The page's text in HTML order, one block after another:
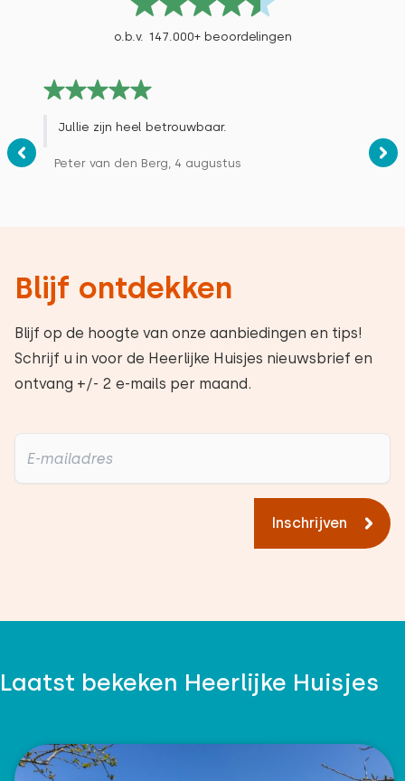
o.b.v. 147.000+ beoordelingen
Jullie zijn heel betrouwbaar.
Peter van den Berg, 4 augustus
Blijf ontdekken
Blijf op de hoogte van onze aanbiedingen en tips!
Schrijf u in voor de Heerlijke Huisjes nieuwsbrief en
ontvang +/- 2 e-mails per maand.
Inschrijven
Laatst bekeken Heerlijke Huisjes